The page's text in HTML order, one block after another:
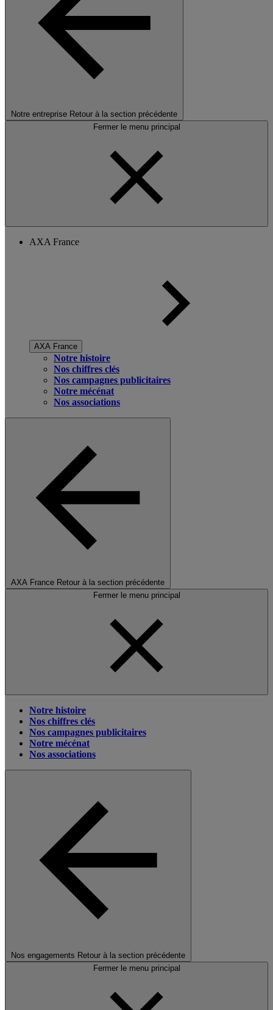
Notre entreprise Retour à la section précédente
Fermer le menu principal
AXA France
AXA France
Notre histoire
Nos chiffres clés
Nos campagnes publicitaires
Notre mécénat
Nos associations
AXA France Retour à la section précédente
Fermer le menu principal
Notre histoire
Nos chiffres clés
Nos campagnes publicitaires
Notre mécénat
Nos associations
Nos engagements Retour à la section précédente
Fermer le menu principal